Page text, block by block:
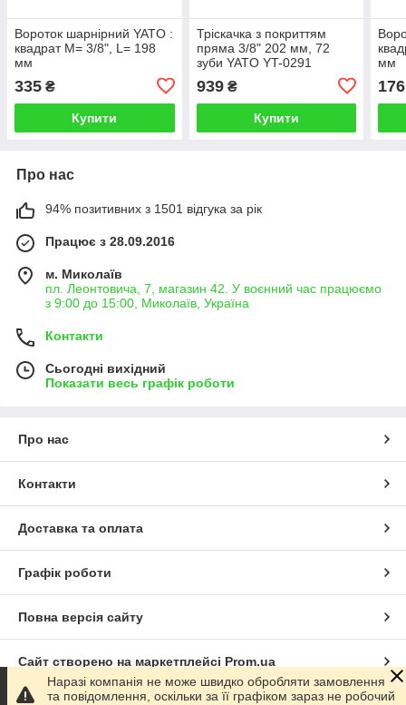
Вороток шарнірний YATO :
квадрат M= 3/8", L= 198
мм
335 ₴
Купити
Тріскачка з покриттям
пряма 3/8" 202 мм, 72
зуби YATO YT-0291
939₴
Купити
мм
176
Про нас
94% позитивних з 1501 відгука за рік
Працює з 28.09.2016
м. Миколаїв
пл. Леонтовича, 7, магазин 42. У воєнний час працюємо
з 9:00 до 15:00, Миколаїв, Україна
Контакти
Сьогодні вихідний
Показати весь графік роботи
Про нас
Контакти
Доставка та оплата
Графік роботи
Повна версія сайту
Сайт створено на маркетплейсі Prom.ua
Наразі компанія не може швидко обробляти замовлення
та повідомлення, оскільки за її графіком зараз не робочий